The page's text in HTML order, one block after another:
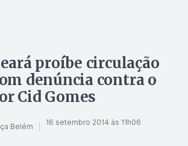
proíbe circulação
denúncia contra o
Cid Gomes
Belém 16 setembro 2014 às 11h06